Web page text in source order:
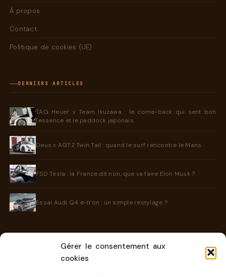
Gérer le consentement aux
cookies
À propos
Contact
Politique de cookies (UE)
DERNIERS ARTICLES
TAG Heuer x Team Ikuzawa : le come-back qui sent bon
l'essence et le paddock japonais
Deus x AGTZ Twin Tail : quand le surf rencontre le Mans
FSD Tesla : la France dit non, que va faire Elon Musk ?
Essai Audi Q4 e-tron : un simple restylage ?
INFORMATIONS